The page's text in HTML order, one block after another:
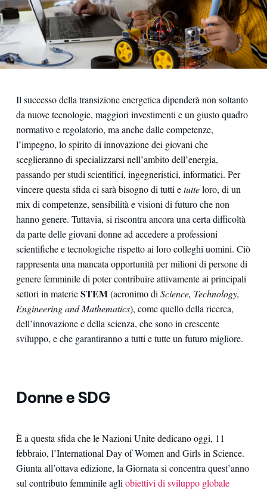
Il successo della transizione energetica dipenderà non soltanto
da nuove tecnologie, maggiori investimenti e un giusto quadro
normativo e regolatorio, ma anche dalle competenze,
l’impegno, lo spirito di innovazione dei giovani che
sceglieranno di specializzarsi nell’ambito dell’energia,
passando per studi scientifici, ingegneristici, informatici. Per
vincere questa sfida ci sarà bisogno di tutti etutteloro, di un
mix di competenze, sensibilità e visioni di futuro che non
hanno genere. Tuttavia, si riscontra ancora una certa difficoltà
da parte delle giovani donne ad accedere a professioni
scientifiche e tecnologiche rispetto ai loro colleghi uomini. Ciò
rappresenta una mancata opportunità per milioni di persone di
genere femminile di poter contribuire attivamente ai principali
settori in materieSTEM(acronimo di Science, Technology,
Engineering and Mathematics), come quello della ricerca,
dell’innovazione e della scienza, che sono in crescente
sviluppo, e che garantiranno a tutti e tutte un futuro migliore.
Donne e SDG
È a questa sfida che le Nazioni Unite dedicano oggi, 11
febbraio, l’International Day of Women and Girls in Science.
Giunta all’ottava edizione, la Giornata si concentra quest’anno
sul contributo femminile agliobiettivi di sviluppo globale